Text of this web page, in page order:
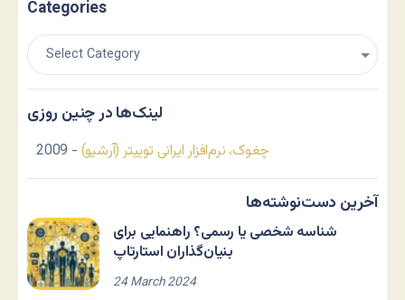
Categories
لینک‌ها در چنین روزی
چغوک، نرم‌افزار ایرانی توییتر (آرشیو) - 2009
آخرین دست‌نوشته‌ها
شناسه شخصی یا رسمی؟ راهنمایی برای
بنیان‌گذاران استارتاپ
24 March 2024